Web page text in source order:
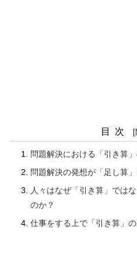
目次
問題解決における「引き算
問題解決の発想が「足し算
人々はなぜ「引き算」では
のか？
仕事をする上で「引き算」